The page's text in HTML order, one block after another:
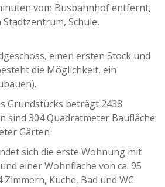
vom Busbahnhof entfernt,
Schule,
einen ersten Stock und
die Möglichkeit, ein
Grundstücks beträgt 2438
sind 304 Quadratmeter Baufläche
Gärten
sich die erste Wohnung mit
einer Wohnfläche von ca. 95
Küche, Bad und WC.